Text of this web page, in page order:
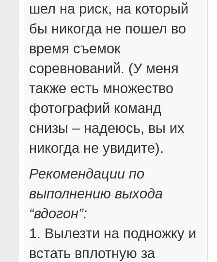
шел на риск, на который
бы никогда не пошел во
время съемок
соревнований. (У меня
также есть множество
фотографий команд
снизы – надеюсь, вы их
никогда не увидите).
Рекомендации по
выполнению выхода
“вдогон”:
1. Вылезти на подножку и
встать вплотную за